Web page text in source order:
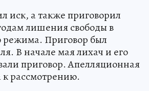
иск, а также приговорил
лишения свободы в
режима. Приговор был
В начале мая лихач и его
приговор. Апелляционная
рассмотрению.